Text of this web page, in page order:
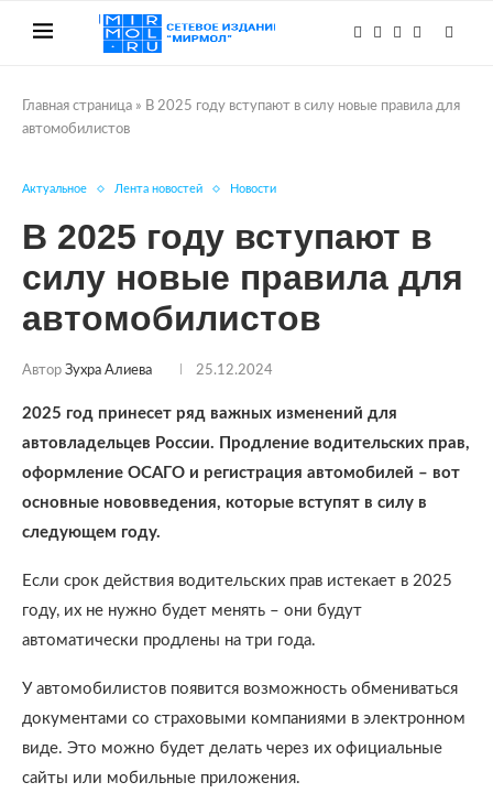
Главная страница » В 2025 году вступают в силу новые правила для
автомобилистов
Актуальное Лента новостей Новости
В 2025 году вступают в
силу новые правила для
автомобилистов
Автор Зухра Алиева 25.12.2024
2025 год принесет ряд важных изменений для
автовладельцев России. Продление водительских прав,
оформление ОСАГО и регистрация автомобилей – вот
основные нововведения, которые вступят в силу в
следующем году.
Если срок действия водительских прав истекает в 2025
году, их не нужно будет менять – они будут
автоматически продлены на три года.
У автомобилистов появится возможность обмениваться
документами со страховыми компаниями в электронном
виде. Это можно будет делать через их официальные
сайты или мобильные приложения.